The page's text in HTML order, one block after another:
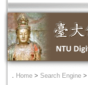
． Home > Search Engine >